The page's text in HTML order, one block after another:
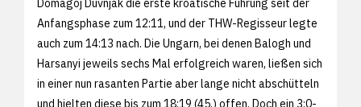
Domagoj Duvnjak die erste kroatische Führung seit der
Anfangsphase zum 12:11, und der THW-Regisseur legte
auch zum 14:13 nach. Die Ungarn, bei denen Balogh und
Harsanyi jeweils sechs Mal erfolgreich waren, ließen sich
in einer nun rasanten Partie aber lange nicht abschütteln
und hielten diese bis zum 18:19 (45.) offen. Doch ein 3:0-